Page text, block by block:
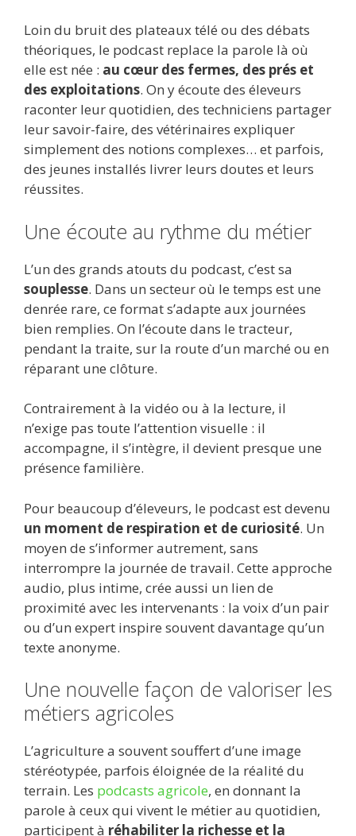
Loin du bruit des plateaux télé ou des débats
théoriques, le podcast replace la parole là où
elle est née : au cœur des fermes, des prés et
des exploitations. On y écoute des éleveurs
raconter leur quotidien, des techniciens partager
leur savoir-faire, des vétérinaires expliquer
simplement des notions complexes… et parfois,
des jeunes installés livrer leurs doutes et leurs
réussites.
Une écoute au rythme du métier
L’un des grands atouts du podcast, c’est sa
souplesse. Dans un secteur où le temps est une
denrée rare, ce format s’adapte aux journées
bien remplies. On l’écoute dans le tracteur,
pendant la traite, sur la route d’un marché ou en
réparant une clôture.
Contrairement à la vidéo ou à la lecture, il
n’exige pas toute l’attention visuelle : il
accompagne, il s’intègre, il devient presque une
présence familière.
Pour beaucoup d’éleveurs, le podcast est devenu
un moment de respiration et de curiosité. Un
moyen de s’informer autrement, sans
interrompre la journée de travail. Cette approche
audio, plus intime, crée aussi un lien de
proximité avec les intervenants : la voix d’un pair
ou d’un expert inspire souvent davantage qu’un
texte anonyme.
Une nouvelle façon de valoriser les
métiers agricoles
L’agriculture a souvent souffert d’une image
stéréotypée, parfois éloignée de la réalité du
terrain. Les podcasts agricole, en donnant la
parole à ceux qui vivent le métier au quotidien,
participent à réhabiliter la richesse et la